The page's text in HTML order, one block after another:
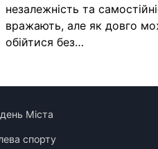
незалежність та
вражають, але як довго
обійтися без…
Міста
спорту